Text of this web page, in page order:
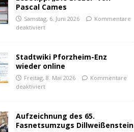
Pascal Cames
Samstag, 6. Juni 2026
Kommentare
deaktiviert
Stadtwiki Pforzheim-Enz
wieder online
Freitag, 8. Mai 2026
Kommentare
deaktiviert
Aufzeichnung des 65.
Fasnetsumzugs Dillweißenstein